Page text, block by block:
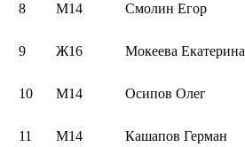
8 М14 Смолин Егор
9 Ж16 Мокеева Екатерина
10 М14 Осипов Олег
11 М14 Кашапов Герман